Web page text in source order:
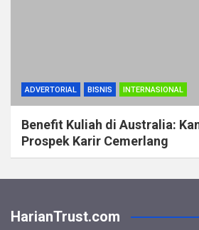
ADVERTORIAL BISNIS INTERNASIONAL
Benefit Kuliah di Australia:
Prospek Karir Cemerlang
HarianTrust.com